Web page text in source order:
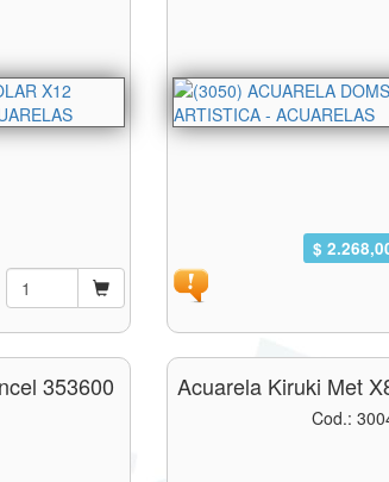
$
353600 Acuarela Kiruki Met
Cod.: